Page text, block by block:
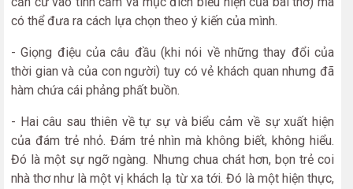
có thể đưa ra cách lựa chọn theo ý kiến của mình.
- Giọng điệu của câu đầu (khi nói về những thay đổi của
thời gian và của con người) tuy có vẻ khách quan nhưng đã
hàm chứa cái phảng phất buồn.
- Hai câu sau thiên về tự sự và biểu cảm về sự xuất hiện
của đám trẻ nhỏ. Đám trẻ nhìn mà không biết, không hiểu.
Đó là một sự ngỡ ngàng. Nhưng chua chát hơn, bọn trẻ coi
nhà thơ như là một vị khách lạ từ xa tới. Đó là một hiện thực,